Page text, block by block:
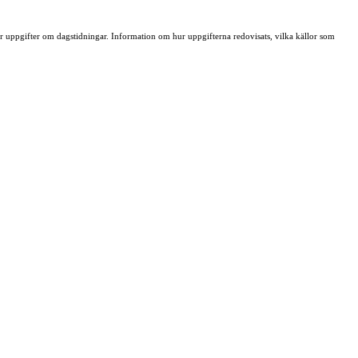
uppgifter om dagstidningar. Information om hur uppgifterna redovisats, vilka källor som